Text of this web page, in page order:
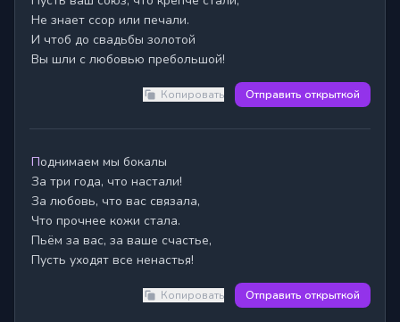
Не знает ссор или печали.
И чтоб до свадьбы золотой
Копировать Отправить открыткой
Поднимаем мы бокалы
За три года, что настали!
За любовь, что вас связала,
Что прочнее кожи стала.
Пьём за вас, за ваше счастье,
Пусть уходят все ненастья!
Копировать Отправить открыткой